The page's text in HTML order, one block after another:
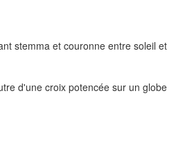
stemma et couronne entre soleil et
d'une croix potencée sur un globe